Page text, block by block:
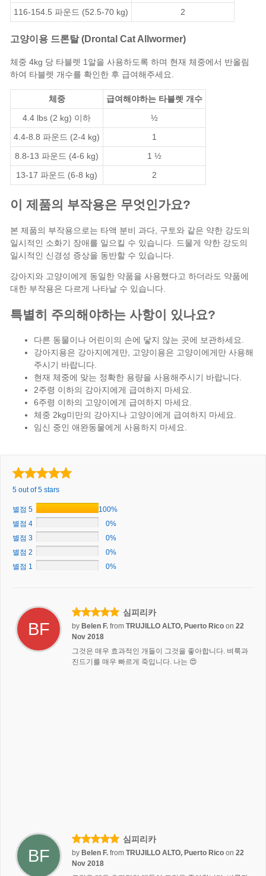
116-154.5 파운드 (52.5-70 kg) 2
고양이용 드론탈 (Drontal Cat Allwormer)
체중 4kg 당 타블렛 1알을 사용하도록 하며 현재 체중에서 반올림
하여 타블렛 개수를 확인한 후 급여해주세요.
체중
급여해야하는 타블렛 개수
4.4 lbs (2 kg) 이하
½
4.4-8.8 파운드 (2-4 kg)
1
8.8-13 파운드 (4-6 kg)
1 ½
13-17 파운드 (6-8 kg)
2
이 제품의 부작용은 무엇인가요?
본 제품의 부작용으로는 타액 분비 과다, 구토와 같은 약한 강도의
일시적인 소화기 장애를 일으킬 수 있습니다. 드물게 약한 강도의
일시적인 신경성 증상을 동반할 수 있습니다.
강아지와 고양이에게 동일한 약품을 사용했다고 하더라도 약품에
대한 부작용은 다르게 나타날 수 있습니다.
특별히 주의해야하는 사항이 있나요?
다른 동물이나 어린이의 손에 닿지 않는 곳에 보관하세요.
강아지용은 강아지에게만, 고양이용은 고양이에게만 사용해
주시기 바랍니다.
현재 체중에 맞는 정확한 용량을 사용해주시기 바랍니다.
2주령 이하의 강아지에게 급여하지 마세요.
6주령 이하의 고양이에게 급여하지 마세요.
체중 2kg미만의 강아지나 고양이에게 급여하지 마세요.
임신 중인 애완동물에게 사용하지 마세요.
5 out of 5 stars
별점 5
100%
별점 4
0%
별점 3
0%
별점 2
0%
별점 1
0%
BF
심피리카
by Belen F. from TRUJILLO ALTO, Puerto Rico on 22
Nov 2018
그것은 매우 효과적인 개들이 그것을 좋아합니다. 벼룩과
진드기를 매우 빠르게 죽입니다. 나는 😍
BF
심피리카
by Belen F. from TRUJILLO ALTO, Puerto Rico on 22
Nov 2018